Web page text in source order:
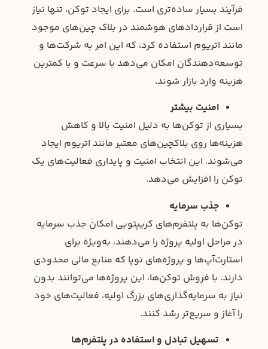
فرآیند بسیار ساده‌تری است. برای ایجاد توکن، تنها نیاز
است از قراردادهای هوشمند در بلاک چین‌های موجود
مانند اتریوم استفاده کرد، که این امر به شرکت‌ها و
توسعه‌دهندگان امکان می‌دهد با سرعت و با کمترین
هزینه وارد بازار شوند.
امنیت بیشتر
بسیاری از توکن‌ها به دلیل امنیت بالا و کاهش
هزینه‌ها روی بلاکچین‌های معتبر مانند اتریوم ایجاد
می‌شوند. این انتخاب امنیت و پایداری فعالیت‌های یک
توکن را افزایش می‌دهد.
جذب سرمایه
توکن‌ها به پلتفرم‌های کریپتویی امکان جذب سرمایه
در مراحل اولیه پروژه را می‌دهند، به‌ویژه برای
استارت‌آپ‌ها و پروژه‌های نوپا که منابع مالی محدودی
دارند. با فروش توکن‌ها، این پروژه‌ها می‌توانند بدون
نیاز به سرمایه‌گذاری‌های بزرگ اولیه، فعالیت‌های خود
را آغاز و سریع‌تر رشد کنند.
تسهیل تبادل و استفاده در پلتفرم‌ها